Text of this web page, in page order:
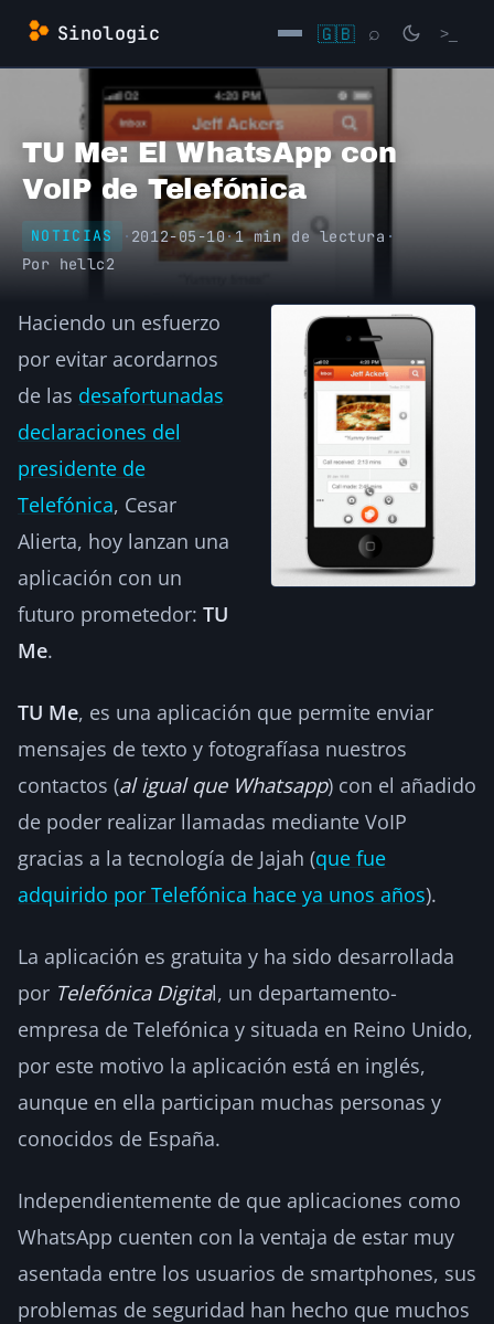
Saltar
contenido
Sinologic 🇬🇧 ⌕ >_
TU Me: El WhatsApp con
VoIP de Telefónica
NOTICIAS · 2012-05-10·1 min de lectura ·
Por hellc2
Haciendo un esfuerzo
por evitar acordarnos
de las desafortunadas
declaraciones del
presidente de
Telefónica, Cesar
Alierta, hoy lanzan una
aplicación con un
futuro prometedor: TU
Me.
TU Me, es una aplicación que permite enviar
mensajes de texto y fotografíasa nuestros
contactos (al igual que Whatsapp) con el añadido
de poder realizar llamadas mediante VoIP
gracias a la tecnología de Jajah (que fue
adquirido por Telefónica hace ya unos años).
La aplicación es gratuita y ha sido desarrollada
por Telefónica Digital, un departamento-
empresa de Telefónica y situada en Reino Unido,
por este motivo la aplicación está en inglés,
aunque en ella participan muchas personas y
conocidos de España.
Independientemente de que aplicaciones como
WhatsApp cuenten con la ventaja de estar muy
asentada entre los usuarios de smartphones, sus
problemas de seguridad han hecho que muchos